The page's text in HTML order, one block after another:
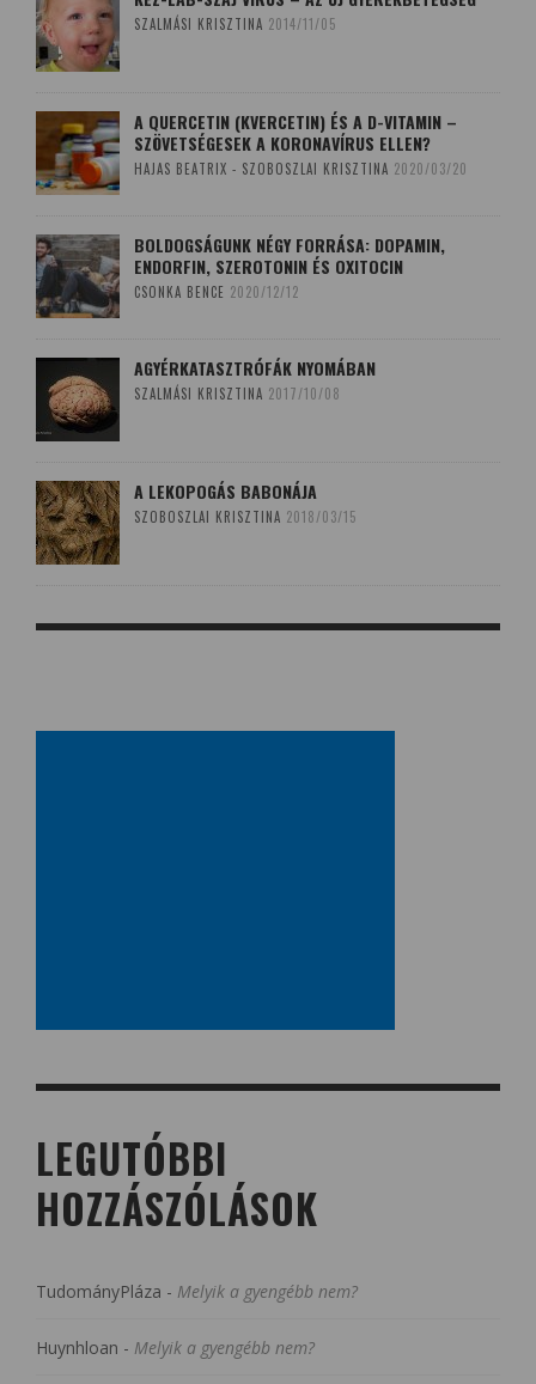
SZALMÁSI KRISZTINA 2014/11/05
A QUERCETIN (KVERCETIN) ÉS A D-VITAMIN –
SZÖVETSÉGESEK A KORONAVÍRUS ELLEN?
HAJAS BEATRIX - SZOBOSZLAI KRISZTINA 2020/03/20
BOLDOGSÁGUNK NÉGY FORRÁSA: DOPAMIN,
ENDORFIN, SZEROTONIN ÉS OXITOCIN
CSONKA BENCE 2020/12/12
AGYÉRKATASZTRÓFÁK NYOMÁBAN
SZALMÁSI KRISZTINA 2017/10/08
A LEKOPOGÁS BABONÁJA
SZOBOSZLAI KRISZTINA 2018/03/15
LEGUTÓBBI
HOZZÁSZÓLÁSOK
TudományPláza - Melyik a gyengébb nem?
Huynhloan - Melyik a gyengébb nem?